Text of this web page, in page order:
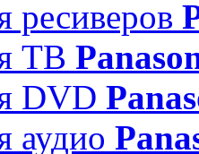
ресиверов
ТВ
DVD
аудио